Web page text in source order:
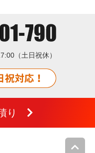
（土日祝休）
り